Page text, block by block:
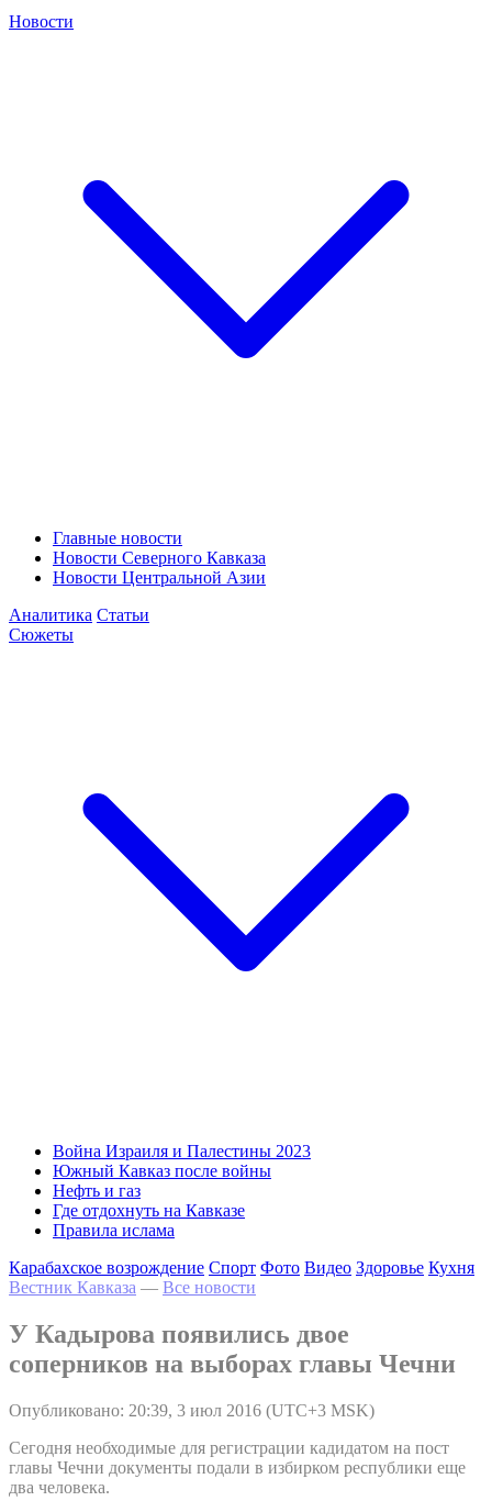
Новости
Главные новости
Новости Северного Кавказа
Новости Центральной Азии
Аналитика Статьи
Сюжеты
Война Израиля и Палестины 2023
Южный Кавказ после войны
Нефть и газ
Где отдохнуть на Кавказе
Правила ислама
Карабахское возрождение Спорт Фото Видео Здоровье Кухня
Вестник Кавказа — Все новости
У Кадырова появились двое
соперников на выборах главы Чечни
Опубликовано: 20:39, 3 июл 2016 (UTC+3 MSK)
Сегодня необходимые для регистрации кадидатом на пост
главы Чечни документы подали в избирком республики еще
два человека.